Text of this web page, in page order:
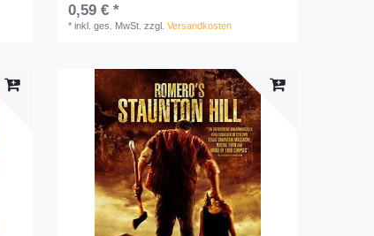
0,59 € *
*inkl. ges. MwSt. zzgl.Versandkosten